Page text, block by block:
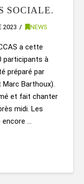
SOCIALE.
2023 NEWS
a cette
participants à
préparé par
Marc Barthoux).
et fait chanter
midi. Les
encore …